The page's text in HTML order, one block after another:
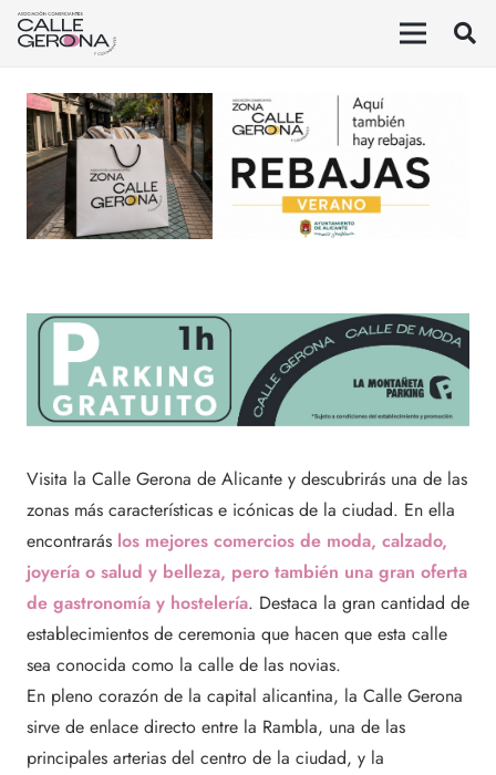
Visita la Calle Gerona de Alicante y descubrirás una de las
zonas más características e icónicas de la ciudad. En ella
encontrarás los mejores comercios de moda, calzado,
joyería o salud y belleza, pero también una gran oferta
de gastronomía y hostelería. Destaca la gran cantidad de
establecimientos de ceremonia que hacen que esta calle
sea conocida como la calle de las novias.
En pleno corazón de la capital alicantina, la Calle Gerona
sirve de enlace directo entre la Rambla, una de las
principales arterias del centro de la ciudad, y la